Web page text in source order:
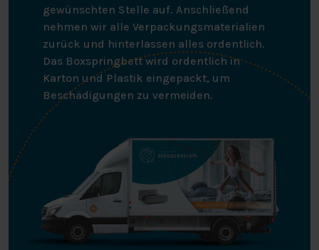
gewünschten Stelle auf. Anschließend
nehmen wir alle Verpackungsmaterialien
zurück und hinterlassen alles ordentlich.
Das Boxspringbett wird ordentlich in
Karton und Plastik eingepackt, um
Beschädigungen zu vermeiden.